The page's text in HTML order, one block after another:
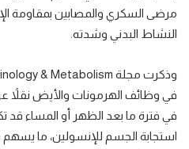
مرضى السكري والمصابين بمقاومة
النشاط البدني وشدته.
في وظائف الهرمونات والأيض نقلاً
في فترة ما بعد الظهر أو المساء قد
استجابة الجسم للإنسولين، ما